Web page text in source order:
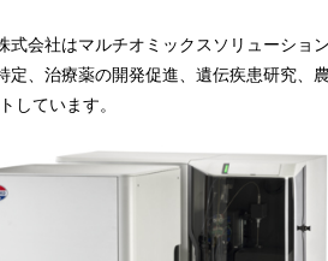
式会社はマルチオミックスソリューショ
定、治療薬の開発促進、遺伝疾患研究、
しています。